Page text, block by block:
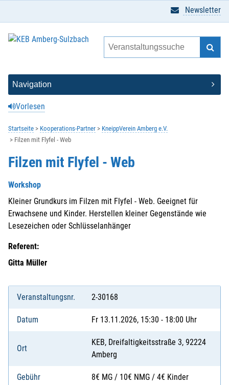
Vorlesen
Newsletter
Startseite Kooperations-Partner
KneippVerein Amberg e.V.
Filzen mit Flyfel - Web
Filzen mit Flyfel - Web
Workshop
Kleiner Grundkurs im Filzen mit Flyfel - Web. Geeignet für
Erwachsene und Kinder. Herstellen kleiner Gegenstände wie
Lesezeichen oder Schlüsselanhänger
Referent:
Gitta Müller
Veranstaltungsnr. 2-30168
Datum Fr 13.11.2026, 15:30 - 18:00 Uhr
Ort
KEB, Dreifaltigkeitsstraße 3, 92224
Amberg
Gebühr 8€ MG / 10€ NMG / 4€ Kinder